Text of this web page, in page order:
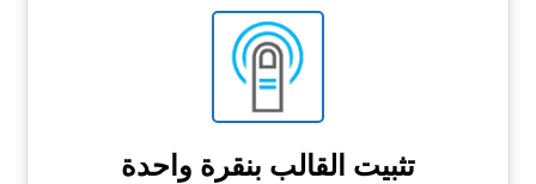
تثبيت القالب بنقرة واحدة